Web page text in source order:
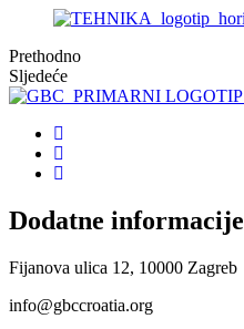
Prethodno
Sljedeće
Dodatne informacije
Fijanova ulica 12, 10000 Zagreb
info@gbccroatia.org